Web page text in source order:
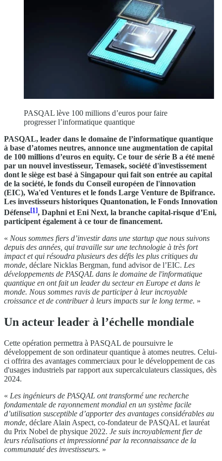
PASQAL lève 100 millions d’euros pour faire
progresser l’informatique quantique
PASQAL, leader dans le domaine de l’informatique quantique
à base d’atomes neutres, annonce une augmentation de capital
de 100 millions d’euros en equity. Ce tour de série B a été mené
par un nouvel investisseur, Temasek, société d'investissement
dont le siège est basé à Singapour qui fait son entrée au capital
de la société, le fonds du Conseil européen de l'innovation
(EIC), Wa'ed Ventures et le fonds Large Venture de Bpifrance.
Les investisseurs historiques Quantonation, le Fonds Innovation
Défense[1], Daphni et Eni Next, la branche capital-risque d’Eni,
participent également à ce tour de financement.
« Nous sommes fiers d’investir dans une startup que nous suivons
depuis des années, qui travaille sur une technologie à très fort
impact et qui résoudra plusieurs des défis les plus critiques du
monde, déclare Nicklas Bergman, fund advisor de l’EIC. Les
développements de PASQAL dans le domaine de l'informatique
quantique en ont fait un leader du secteur en Europe et dans le
monde. Nous sommes ravis de participer à leur incroyable
croissance et de contribuer à leurs impacts sur le long terme. »
Un acteur leader à l’échelle mondiale
Cette opération permettra à PASQAL de poursuivre le
développement de son ordinateur quantique à atomes neutres. Celui-
ci offrira des avantages commerciaux pour le développement de cas
d'usages industriels par rapport aux supercalculateurs classiques, dès
2024.
« Les ingénieurs de PASQAL ont transformé une recherche
fondamentale de rayonnement mondial en un système facile
d’utilisation susceptible d’apporter des avantages considérables au
monde, déclare Alain Aspect, co-fondateur de PASQAL et lauréat
du Prix Nobel de physique 2022. Je suis incroyablement fier de
leurs réalisations et impressionné par la reconnaissance de la
communauté des investisseurs. »